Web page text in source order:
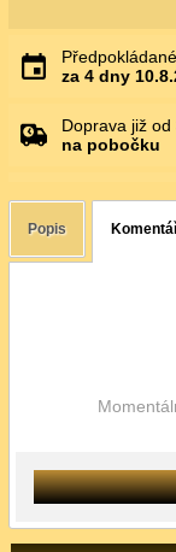
za 4 dny
Doprava již od
na pobočku
Popis